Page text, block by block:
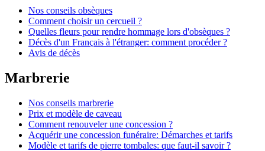
Nos conseils obsèques
Comment choisir un cercueil ?
Quelles fleurs pour rendre hommage lors d'obsèques ?
Décès d'un Français à l'étranger: comment procéder ?
Avis de décès
Marbrerie
Nos conseils marbrerie
Prix et modèle de caveau
Comment renouveler une concession ?
Acquérir une concession funéraire: Démarches et tarifs
Modèle et tarifs de pierre tombales: que faut-il savoir ?